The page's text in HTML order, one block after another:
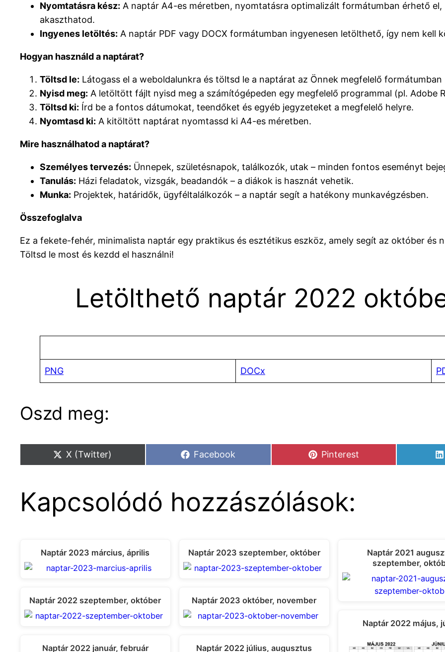
Nyomtatásra kész: A naptár A4-es méretben, nyomtatásra optimalizált formátumban érhető
akaszthatod.
Ingyenes letöltés: A naptár PDF vagy DOCX formátumban ingyenesen letölthető, így nem kell
Hogyan használd a naptárat?
Töltsd le: Látogass el a weboldalunkra és töltsd le a naptárat az Önnek megfelelő formátumban
Nyisd meg: A letöltött fájlt nyisd meg a számítógépeden egy megfelelő programmal (pl. Adobe
Töltsd ki: Írd be a fontos dátumokat, teendőket és egyéb jegyzeteket a megfelelő helyre.
Nyomtasd ki: A kitöltött naptárat nyomtassd ki A4-es méretben.
Mire használhatod a naptárat?
Személyes tervezés: Ünnepek, születésnapok, találkozók, utak – minden fontos eseményt
Tanulás: Házi feladatok, vizsgák, beadandók – a diákok is hasznát vehetik.
Munka: Projektek, határidők, ügyféltalálkozók – a naptár segít a hatékony munkavégzésben.
Összefoglalva
Ez a fekete-fehér, minimalista naptár egy praktikus és esztétikus eszköz, amely segít az október és
Töltsd le most és kezdd el használni!
Letölthető naptár 2022
PNG DOCx
Oszd meg:
Share
on
X (Twitter)
Share
on
Facebook
Share
on
Pinterest
Kapcsolódó hozzászólások:
Naptár 2023 március, április
Naptár 2022 szeptember, október
Naptár 2022 január, február
Naptár 2023 szeptember, október
Naptár 2023 október, november
Naptár 2022 július, augusztus
Naptár 2021
szeptember,
Naptár 2022 május,